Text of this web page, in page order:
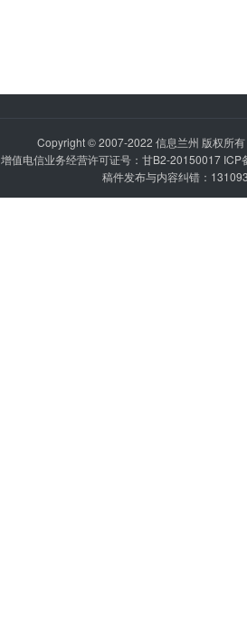
Copyright © 2007-2022 信息兰州 版权所
增值电信业务经营许可证号：甘B2-20150017 ICP
稿件发布与内容纠错：